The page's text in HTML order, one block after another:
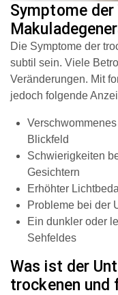
Symptome der
Die Symptome der
subtil sein. Viele
Veränderungen. Mit
jedoch folgende
Blickfeld
Schwierigkeiten
Gesichtern
Erhöhter
Probleme bei der
Ein dunkler oder
Sehfeldes
Was ist der
trockenen und